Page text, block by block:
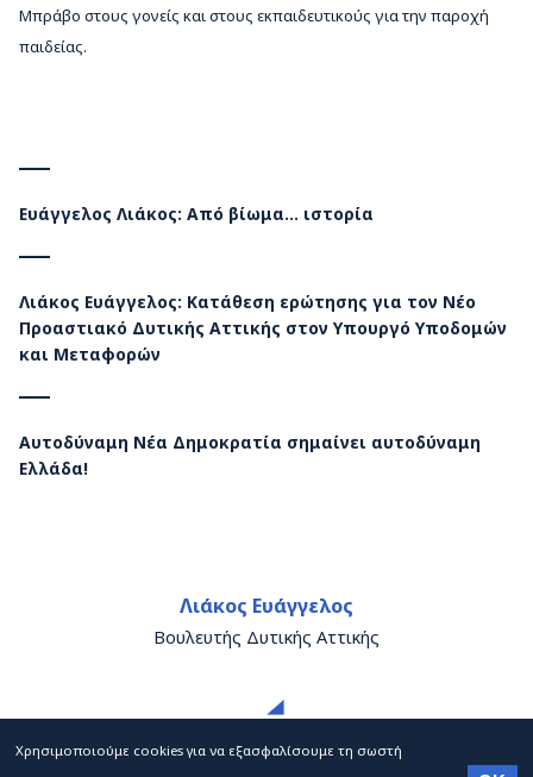
Μπράβο στους γονείς και στους εκπαιδευτικούς για την παροχή
παιδείας.
Ευάγγελος Λιάκος: Από βίωμα… ιστορία
Λιάκος Ευάγγελος: Κατάθεση ερώτησης για τον Νέο
Προαστιακό Δυτικής Αττικής στον Υπουργό Υποδομών
και Μεταφορών
Αυτοδύναμη Νέα Δημοκρατία σημαίνει αυτοδύναμη
Ελλάδα!
Λιάκος Ευάγγελος
Βουλευτής Δυτικής Αττικής
Χρησιμοποιούμε cookies για να εξασφαλίσουμε τη σωστή